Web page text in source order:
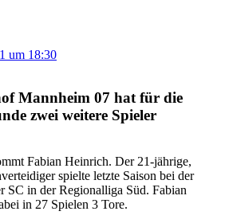
um 18:30
Mannheim 07 hat für die
zwei weitere Spieler
Fabian Heinrich. Der 21-jährige,
spielte letzte Saison bei der
SC in der Regionalliga Süd. Fabian
in 27 Spielen 3 Tore.